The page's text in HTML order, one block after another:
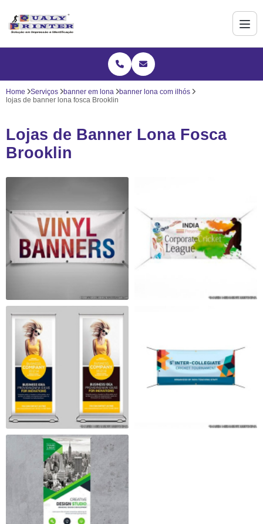
Home Serviços banner em lona
banner lona com ilhós
lojas de banner lona fosca Brooklin
Lojas de Banner Lona Fosca
Brooklin